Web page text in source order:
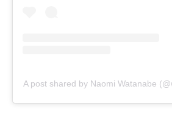
A post shared by Naomi Watanabe